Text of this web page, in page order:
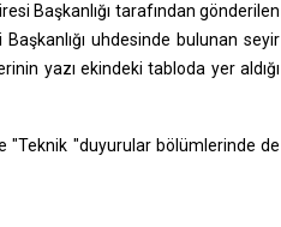
Başkanlığı tarafından gönderilen
uhdesinde bulunan seyir
yazı ekindeki tabloda yer aldığı
"Teknik "duyurular bölümlerinde de